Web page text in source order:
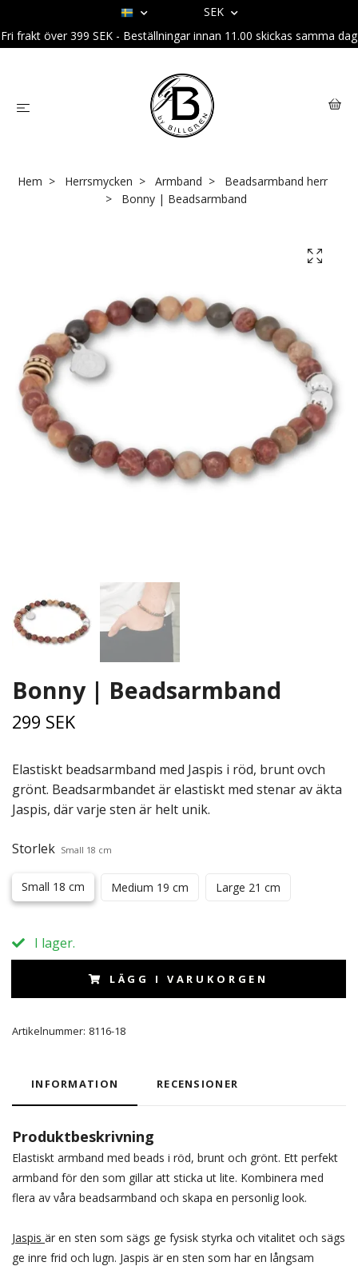
SEK
Fri frakt över 399 SEK - Beställningar innan 11.00 skickas samma dag
Hem Herrsmycken Armband
Beadsarmband herr
Bonny | Beadsarmband
Bonny | Beadsarmband
299 SEK
Elastiskt beadsarmband med Jaspis i röd, brunt ovch
grönt. Beadsarmbandet är elastiskt med stenar av äkta
Jaspis, där varje sten är helt unik.
Storlek Small 18 cm
Small 18 cm Medium 19 cm Large 21 cm
I lager.
LÄGG I VARUKORGEN
Artikelnummer: 8116-18
INFORMATION RECENSIONER
Produktbeskrivning
Elastiskt armband med beads i röd, brunt och grönt. Ett perfekt
armband för den som gillar att sticka ut lite. Kombinera med
flera av våra beadsarmband och skapa en personlig look.
Jaspis är en sten som sägs ge fysisk styrka och vitalitet och sägs
ge inre frid och lugn. Jaspis är en sten som har en långsam